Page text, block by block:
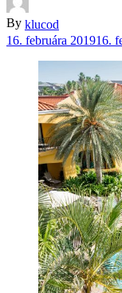
By klucod
16. februára 201916.